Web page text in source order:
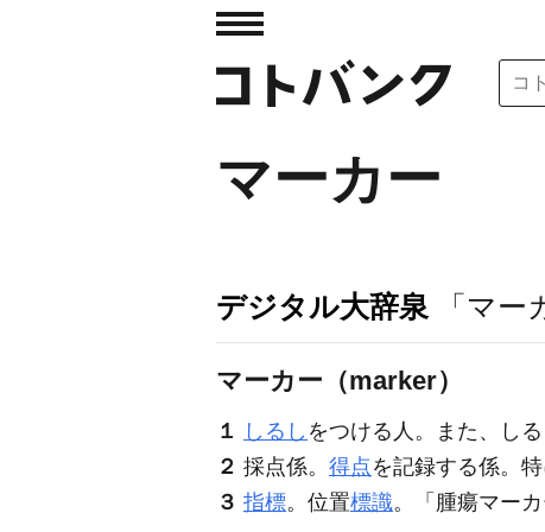
マーカー
デジタル大辞泉 「マー
マーカー（marker）
１ しるし をつける人。また、し
２ 採点係。 得点 を記録する係。
３ 指標。位置標識。「腫瘍マー